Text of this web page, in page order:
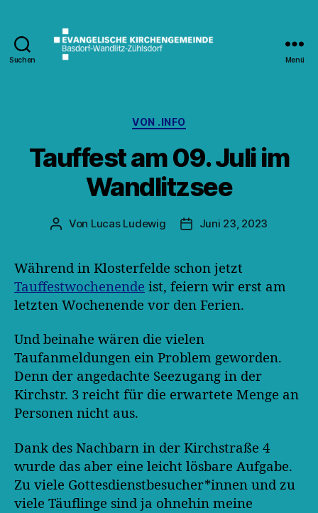
Suchen Menü
Kategorien
VON .INFO
Tauffest am 09. Juli im
Wandlitzsee
Beitragsautor
Von Lucas Ludewig Veröffentlichungsdatum
Juni 23, 2023
Während in Klosterfelde schon jetzt
Tauffestwochenende ist, feiern wir erst am
letzten Wochenende vor den Ferien.
Und beinahe wären die vielen
Taufanmeldungen ein Problem geworden.
Denn der angedachte Seezugang in der
Kirchstr. 3 reicht für die erwartete Menge an
Personen nicht aus.
Dank des Nachbarn in der Kirchstraße 4
wurde das aber eine leicht lösbare Aufgabe.
Zu viele Gottesdienstbesucher*innen und zu
viele Täuflinge sind ja ohnehin meine